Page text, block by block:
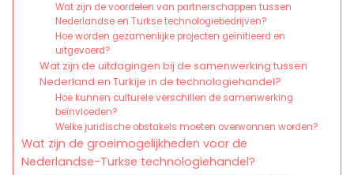
Wat zijn de voordelen van partnerschappen tussen
Nederlandse en Turkse technologiebedrijven?
Hoe worden gezamenlijke projecten geïnitieerd en
uitgevoerd?
Wat zijn de uitdagingen bij de samenwerking tussen
Nederland en Turkije in de technologiehandel?
Hoe kunnen culturele verschillen de samenwerking
beïnvloeden?
Welke juridische obstakels moeten overwonnen worden?
Wat zijn de groeimogelijkheden voor de
Nederlandse-Turkse technologiehandel?